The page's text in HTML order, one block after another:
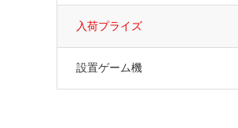
入荷プライズ
設置ゲーム機